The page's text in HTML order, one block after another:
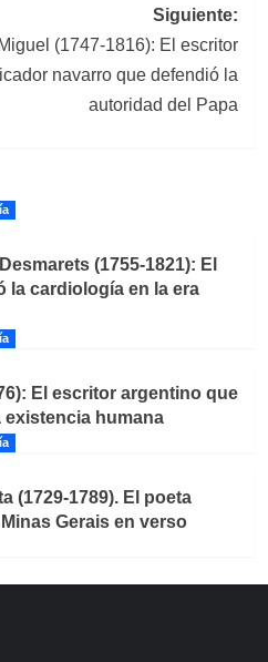
Siguiente:
(1747-1816): El escritor
navarro que defendió la
autoridad del Papa
(1755-1821): El
la cardiología en la era
El escritor argentino que
existencia humana
(1729-1789). El poeta
Gerais en verso